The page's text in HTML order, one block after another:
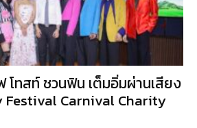
โทสท์ ชวนฟิน เต็มอิ่มผ่านเสียง
Festival Carnival Charity